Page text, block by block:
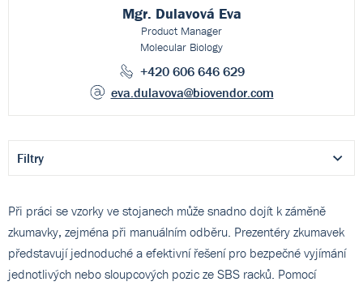
Mgr. Dulavová Eva
Product Manager
Molecular Biology
+420 606 646 629
eva.dulavova@biovendor.com
Filtry
Při práci se vzorky ve stojanech může snadno dojít k záměně
zkumavky, zejména při manuálním odběru. Prezentéry zkumavek
představují jednoduché a efektivní řešení pro bezpečné vyjímání
jednotlivých nebo sloupcových pozic ze SBS racků. Pomocí